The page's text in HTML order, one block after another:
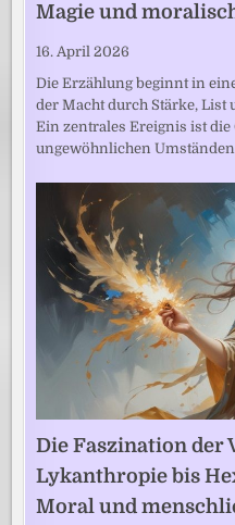
Magie und
16. April 2026
Die Erzählung beginnt in
der Macht durch Stärke, List
Ein zentrales Ereignis ist die
ungewöhnlichen
Die Faszination der
Lykanthropie bis
Moral und